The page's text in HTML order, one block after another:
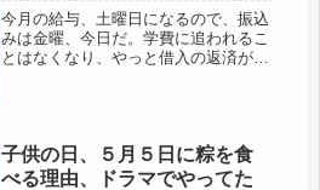
とコルビージャックチーズで
トースト
今月の給与、土曜日になるので、振込
みは金曜、今日だ。学費に追われるこ
とはなくなり、やっと借入の返済が始
と、...
子供の日、５月５日に粽を食
べる理由、ドラマでやってた